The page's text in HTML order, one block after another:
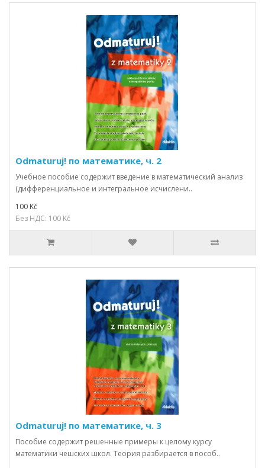
Odmaturuj! по математике, ч. 2
Учебное пособие содержит введение в математический анализ
(дифференциальное и интегральное исчислени..
100 Kč
Без НДС: 100 Kč
Odmaturuj! по математике, ч. 3
Пособие содержит решенные примеры к целому курсу
математики чешских школ. Теория разбирается в пособ..